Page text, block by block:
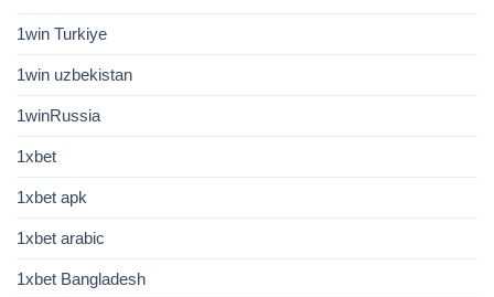
1win Turkiye
1win uzbekistan
1winRussia
1xbet
1xbet apk
1xbet arabic
1xbet Bangladesh